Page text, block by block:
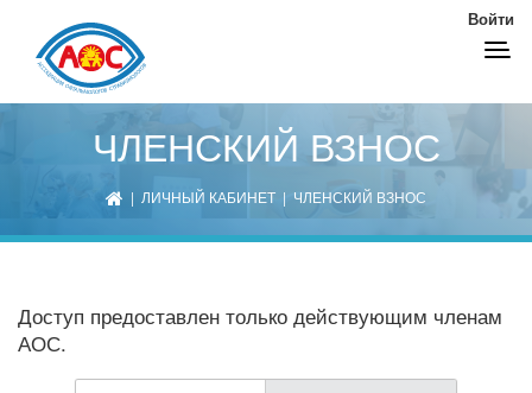
Войти
ЧЛЕНСКИЙ ВЗНОС
| ЛИЧНЫЙ КАБИНЕТ | ЧЛЕНСКИЙ ВЗНОС
Доступ предоставлен только действующим членам
АОС.